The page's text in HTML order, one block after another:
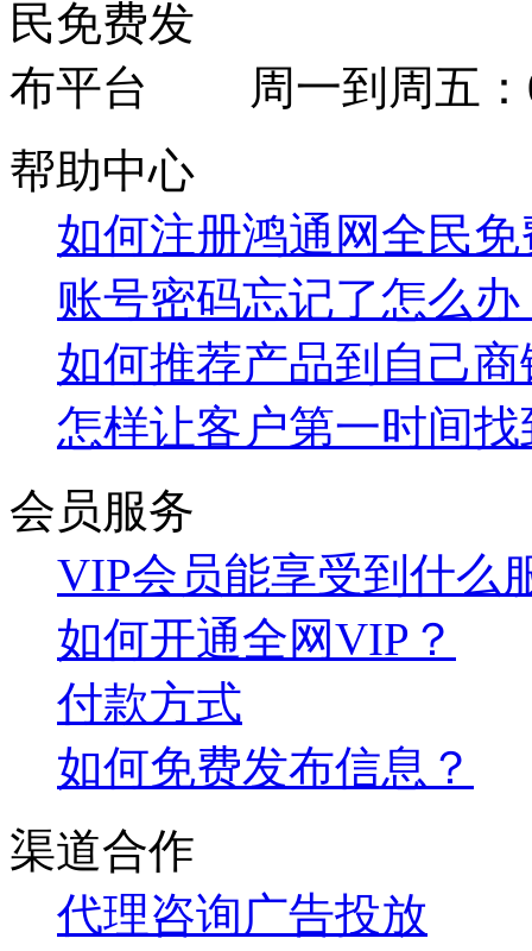
周一到周五
帮助中心
如何注册鸿通网全民
账号密码忘记了怎么办
如何推荐产品到自己
怎样让客户第一时间
会员服务
VIP会员能享受到什么
如何开通全网VIP？
付款方式
如何免费发布信息？
渠道合作
代理咨询广告投放